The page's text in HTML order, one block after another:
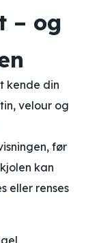
– og
kende din
velour og
før
kan
eller renses